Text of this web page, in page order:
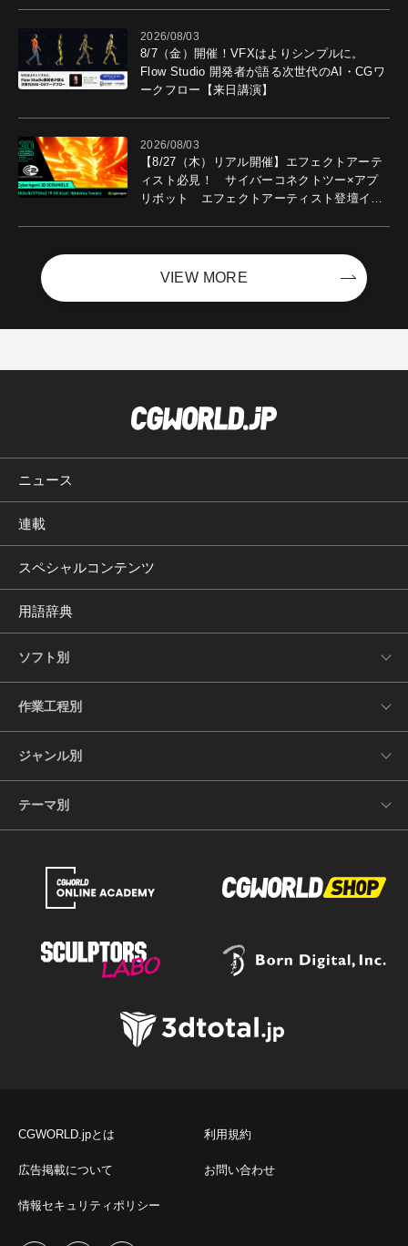
2026/08/03
8/7（金）開催！VFXはよりシンプルに。
Flow Studio 開発者が語る次世代のAI・CGワ
ークフロー【来日講演】
2026/08/03
【8/27（木）リアル開催】エフェクトアーテ
ィスト必見！ サイバーコネクトツー×アプ
リボット エフェクトアーティスト登壇イベ
VIEW MORE
ニュース
連載
スペシャルコンテンツ
用語辞典
ソフト別
作業工程別
ジャンル別
テーマ別
CGWORLD.jpとは 利用規約
広告掲載について お問い合わせ
情報セキュリティポリシー